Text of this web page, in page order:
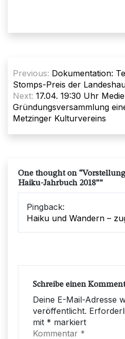
Previous: Dokumentation:
Stomps-Preis der
Next: 17.04. 19:30 Uhr
Gründungsversammlung
Metzinger Kulturvereins
One thought on “
Haiku-Jahrbuch 2018””
Pingback:
Haiku und Wandern –
Schreibe einen
Deine E-Mail-Adresse
veröffentlicht.
mit * markiert
Kommentar *